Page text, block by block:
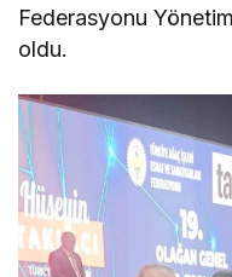
Federasyonu
oldu.